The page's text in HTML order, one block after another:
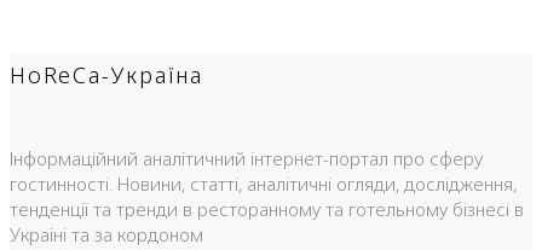
HoReCa-Україна
Інформаційний аналітичний інтернет-портал про сферу
гостинності. Новини, статті, аналітичні огляди, дослідження,
тенденції та тренди в ресторанному та готельному бізнесі в
Україні та за кордоном